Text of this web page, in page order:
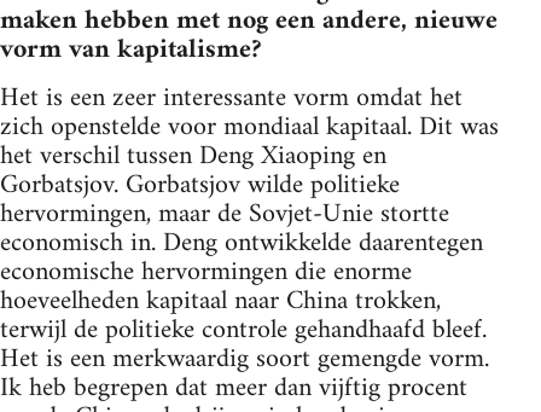
maken hebben met nog een andere, nieuwe
vorm van kapitalisme?
Het is een zeer interessante vorm omdat het
zich openstelde voor mondiaal kapitaal. Dit was
het verschil tussen Deng Xiaoping en
Gorbatsjov. Gorbatsjov wilde politieke
hervormingen, maar de Sovjet-Unie stortte
economisch in. Deng ontwikkelde daarentegen
economische hervormingen die enorme
hoeveelheden kapitaal naar China trokken,
terwijl de politieke controle gehandhaafd bleef.
Het is een merkwaardig soort gemengde vorm.
Ik heb begrepen dat meer dan vijftig procent